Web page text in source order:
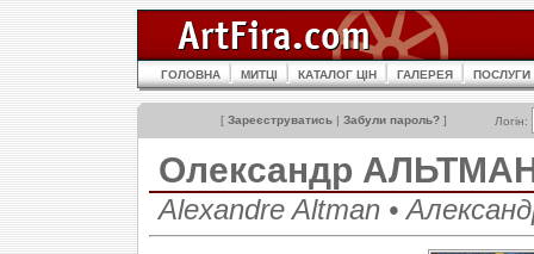
ГОЛОВНА МИТЦІ КАТАЛОГ ЦІН ГАЛЕРЕЯ ПОСЛУГИ
[ Зареєструватись | Забули пароль? ] Логін:
Олександр
Alexandre Altman •